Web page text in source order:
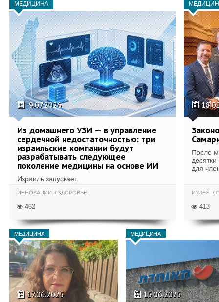
МЕДИЦИНА
9.07.2026
Из домашнего УЗИ — в управление
сердечной недостаточностью: три
израильские компании будут
разрабатывать следующее
поколение медицины на основе ИИ
Израиль запускает...
ИННОВАЦИИ ЗДОРОВЬЕ
462
После
для
ИУДЕЯ
413
МЕДИЦИНА
17.06.2025
МЕДИЦИНА
15.06.2025